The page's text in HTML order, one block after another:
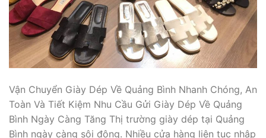
Vận Chuyển Giày Dép Về Quảng Bình Nhanh Chóng, An
Toàn Và Tiết Kiệm Nhu Cầu Gửi Giày Dép Về Quảng
Bình Ngày Càng Tăng Thị trường giày dép tại Quảng
Bình ngày càng sôi động. Nhiều cửa hàng liên tục nhập